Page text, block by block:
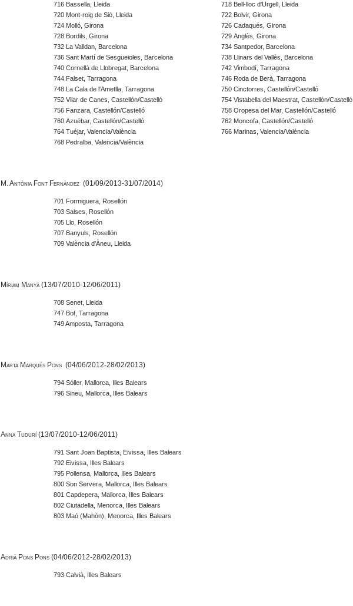
716 Bassella, Lleida
718 Bell-lloc d'Urgell, Lleida
720 Mont-roig de Sió, Lleida
722 Bolvir, Girona
724 Molló, Girona 726 Cadaqués, Girona
728 Bordils, Girona 729 Anglès, Girona
732 La Valldan, Barcelona
734 Santpedor, Barcelona
736 Sant Martí de Sesgueioles,
Barcelona 738 Llinars del Vallès,
Barcelona
740 Cornellà de Llobregat, Barcelona
742 Vimbodí, Tarragona
744 Falset, Tarragona 746 Roda de Berà, Tarragona
748 La Cala de l'Ametlla, Tarragona
750 Cinctorres, Castellón/Castelló
752 Vilar de Canes, Castellón/Castelló 754 Vistabella del Maestrat, Castellón/Castelló
756 Fanzara, Castellón/Castelló 758 Oropesa del Mar, Castellón/Castelló
760 Azuébar, Castellón/Castelló 762 Moncofa, Castellón/Castelló
764 Tuéjar, Valencia/València
766 Marinas, Valencia/València
768 Pedralba, Valencia/València
M. Antònia Font Fernàndez (01/09/2013-31/07/2014)
701 Formiguera, Rosellón
703 Salses, Rosellón
705 Llo, Rosellón
707 Banyuls, Rosellón
709 València d'Àneu, Lleida
Míriam Manyà (13/07/2010-12/06/2011)
708 Senet, Lleida
747 Bot, Tarragona
749 Amposta, Tarragona
Marta Marqués Pons (04/06/2012-28/02/2013)
794 Sóller, Mallorca, Illes Balears
796 Sineu, Mallorca, Illes Balears
Anna Tudurí (13/07/2010-12/06/2011)
791 Sant Joan Baptista, Eivissa, Illes Balears
792 Eivissa, Illes Balears
795 Pollensa, Mallorca, Illes Balears
800 Son Servera, Mallorca, Illes Balears
801 Capdepera, Mallorca, Illes Balears
802 Ciutadella, Menorca, Illes Balears
803 Maó (Mahón), Menorca, Illes Balears
Adrià Pons Pons (04/06/2012-28/02/2013)
793 Calvià, Illes Balears